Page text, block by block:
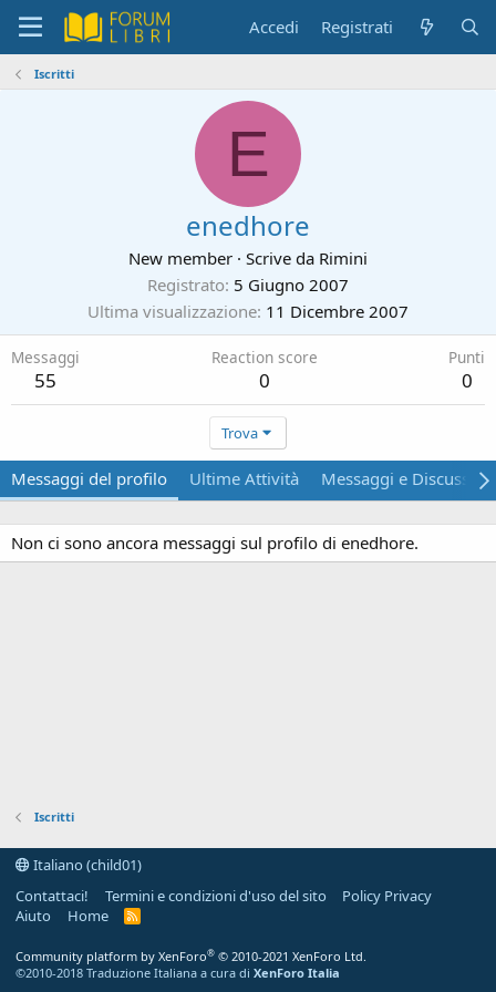
Accedi Registrati
Iscritti
E
enedhore
New member · Scrive da Rimini
Registrato 5 Giugno 2007
Ultima visualizzazione 11 Dicembre 2007
Messaggi
55
Reaction score
0
Punti
0
Trova
Messaggi del profilo Ultime Attività Messaggi e
Non ci sono ancora messaggi sul profilo di enedhore.
Iscritti
Italiano (child01)
Contattaci!
Termini e condizioni d'uso del sito
Policy Privacy
Aiuto
Home
R
Community platform by XenForo® © 2010-2021 XenForo Ltd.
©2010-2018 Traduzione Italiana a cura di XenForo Italia